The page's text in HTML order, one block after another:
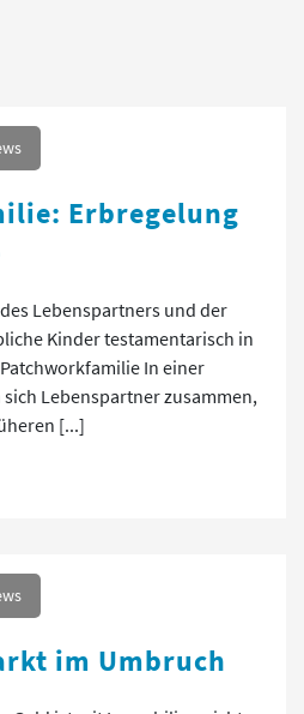
Erbregelung
Lebenspartners und der
Kinder testamentarisch in
In einer
Lebenspartner zusammen,
[...]
im Umbruch